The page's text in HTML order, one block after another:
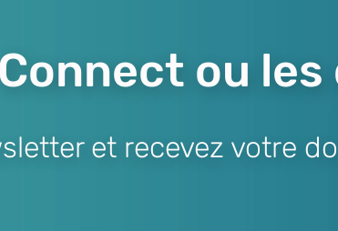
ou les
et recevez votre